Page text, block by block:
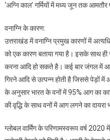
‘अग्नि काल’ गर्मियों में मध्य जून तक आमतौर
वनाग्नि के कारण:
उत्तराखंड में वनाग्नि प्रमुख कारणों में
को एक कारण बताया गया है। इसके साथ
करना आदि हो सकते है। कई बार जंगल में
गिरने आदि से उत्पन्न होती है जिससे पेड़ों में
के अनुसार भारत के वनों में 95% आग का
की वृद्धि के साथ वनों में आग लगने का दायरा
ग्लोबल वार्मिंग के परिणामस्वरूप वर्ष